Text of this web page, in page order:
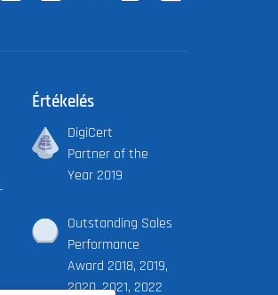
Értékelés
DigiCert
Partner of the
Year 2019
Outstanding Sales
Performance
Award 2018, 2019,
2020, 2021, 2022